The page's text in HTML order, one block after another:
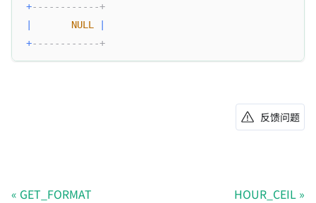
+------------+
NULL
+------------+
反馈问题
GET_FORMAT HOUR_CEIL